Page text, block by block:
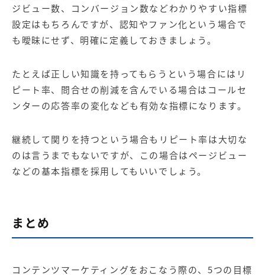
ジビュー数、コンバージョン数などわかりやすい指標
設定はもちろんですが、認知やファン化という場合で
も曖昧にせず、明確に定義しておきましょう。
たとえば正しい知識を持ってもらうという場合にはリ
ピート率、問合せの削減を含んでいる場合はコールセ
ンターの応答率の変化なども有効な指標になります。
継続して関りを持つという場合もリピート率は大切な
のは言うまでもないですが、この場合はページビュー
などの基本指標を採用してもいいでしょう。
まとめ
コンテンツマーケティングをおこなう際の、5つの目標